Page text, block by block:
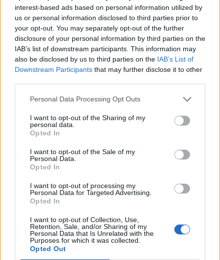
interest-based ads based on personal information utilized by
us or personal information disclosed to third parties prior to
your opt-out. You may separately opt-out of the further
disclosure of your personal information by third parties on the
IAB’s list of downstream participants. This information may
also be disclosed by us to third parties on the IAB’s List of
Downstream Participants that may further disclose it to other
Personal Data Processing Opt Outs
I want to opt-out of the Sharing of my
personal data.
Opted In
I want to opt-out of the Sale of my
Personal Data.
Opted In
I want to opt-out of processing my
Personal Data for Targeted Advertising.
Opted In
I want to opt-out of Collection, Use,
Retention, Sale, and/or Sharing of my
Personal Data that Is Unrelated with the
Purposes for which it was collected.
Opted Out
Manuel Rinino e Samuele Vacca
Le 5 sarde ancora nel girone G con 8 squadre
laziali, 4 campane e la novità dei molisani del
Venafro
6 Ago 2026
Budoni-Latte Dolce e COS-Monastir il 30
Angiargia e Nenna
5 Ago 2026